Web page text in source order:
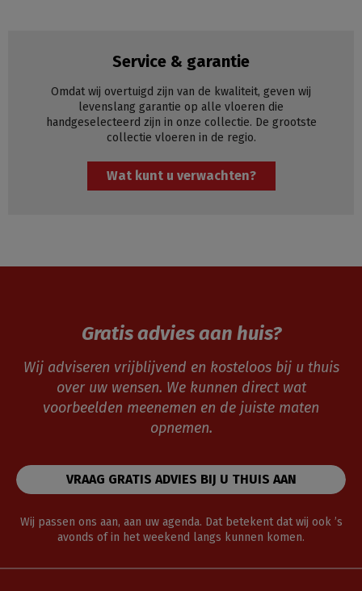
Service & garantie
Omdat wij overtuigd zijn van de kwaliteit, geven wij
levenslang garantie op alle vloeren die
handgeselecteerd zijn in onze collectie. De grootste
collectie vloeren in de regio.
Wat kunt u verwachten?
Gratis advies aan huis?
Wij adviseren vrijblijvend en kosteloos bij u thuis
over uw wensen. We kunnen direct wat
voorbeelden meenemen en de juiste maten
opnemen.
VRAAG GRATIS ADVIES BIJ U THUIS AAN
Wij passen ons aan, aan uw agenda. Dat betekent dat wij ook ’s
avonds of in het weekend langs kunnen komen.